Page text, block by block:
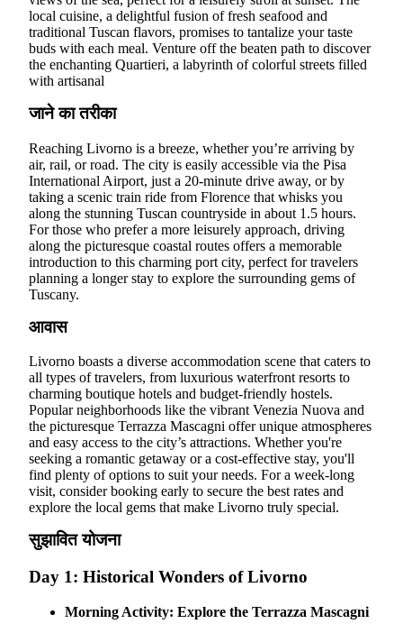
local cuisine, a delightful fusion of fresh seafood and
traditional Tuscan flavors, promises to tantalize your taste
buds with each meal. Venture off the beaten path to discover
the enchanting Quartieri, a labyrinth of colorful streets filled
with artisanal
जाने का तरीका
Reaching Livorno is a breeze, whether you’re arriving by
air, rail, or road. The city is easily accessible via the Pisa
International Airport, just a 20-minute drive away, or by
taking a scenic train ride from Florence that whisks you
along the stunning Tuscan countryside in about 1.5 hours.
For those who prefer a more leisurely approach, driving
along the picturesque coastal routes offers a memorable
introduction to this charming port city, perfect for travelers
planning a longer stay to explore the surrounding gems of
Tuscany.
आवास
Livorno boasts a diverse accommodation scene that caters to
all types of travelers, from luxurious waterfront resorts to
charming boutique hotels and budget-friendly hostels.
Popular neighborhoods like the vibrant Venezia Nuova and
the picturesque Terrazza Mascagni offer unique atmospheres
and easy access to the city’s attractions. Whether you're
seeking a romantic getaway or a cost-effective stay, you'll
find plenty of options to suit your needs. For a week-long
visit, consider booking early to secure the best rates and
explore the local gems that make Livorno truly special.
सुझावित योजना
Day 1: Historical Wonders of Livorno
Morning Activity: Explore the Terrazza Mascagni